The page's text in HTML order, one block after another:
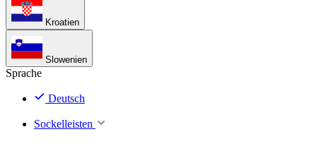
Kroatien
Slowenien
Sprache
Deutsch
Sockelleisten